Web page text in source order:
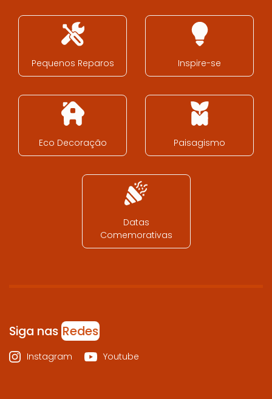
Pequenos Reparos Inspire-se
Eco Decoração Paisagismo
Datas
Comemorativas
Siga nas Redes
Instagram Youtube